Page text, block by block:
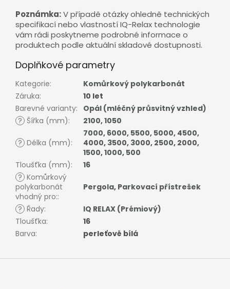
Poznámka:V případě otázky ohledně technických
specifikací nebo vlastností IQ-Relax technologie
vám rádi poskytneme podrobné informace o
produktech podle aktuální skladové dostupnosti.
Doplňkové parametry
Kategorie:
Komůrkový polykarbonát
Záruka:
10 let
Barevné varianty:
Opál (mléčný průsvitný vzhled)
? Šířka (mm): 2100,1050
? Délka (mm):
7000, 6000, 5500, 5000, 4500,
4000, 3500, 3000, 2500, 2000,
1500,1000, 500
Tloušťka (mm):
16
? Komůrkový
polykarbonát
vhodný pro::
Pergola, Parkovací přístrešek
? Řady:
IQ RELAX (Prémiový)
Tloušťka:
16
Barva: perleťově bílá
Z